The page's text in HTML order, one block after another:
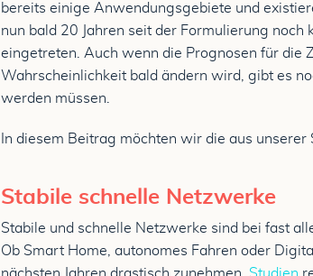
bereits einige Anwendungsgebiete und
nun bald 20 Jahren seit der Formulierung
eingetreten. Auch wenn die Prognosen für die
Wahrscheinlichkeit bald ändern wird, gibt es
werden müssen.
In diesem Beitrag möchten wir die aus
Stabile schnelle Netzwerke
Stabile und schnelle Netzwerke sind bei fast
Ob Smart Home, autonomes Fahren oder